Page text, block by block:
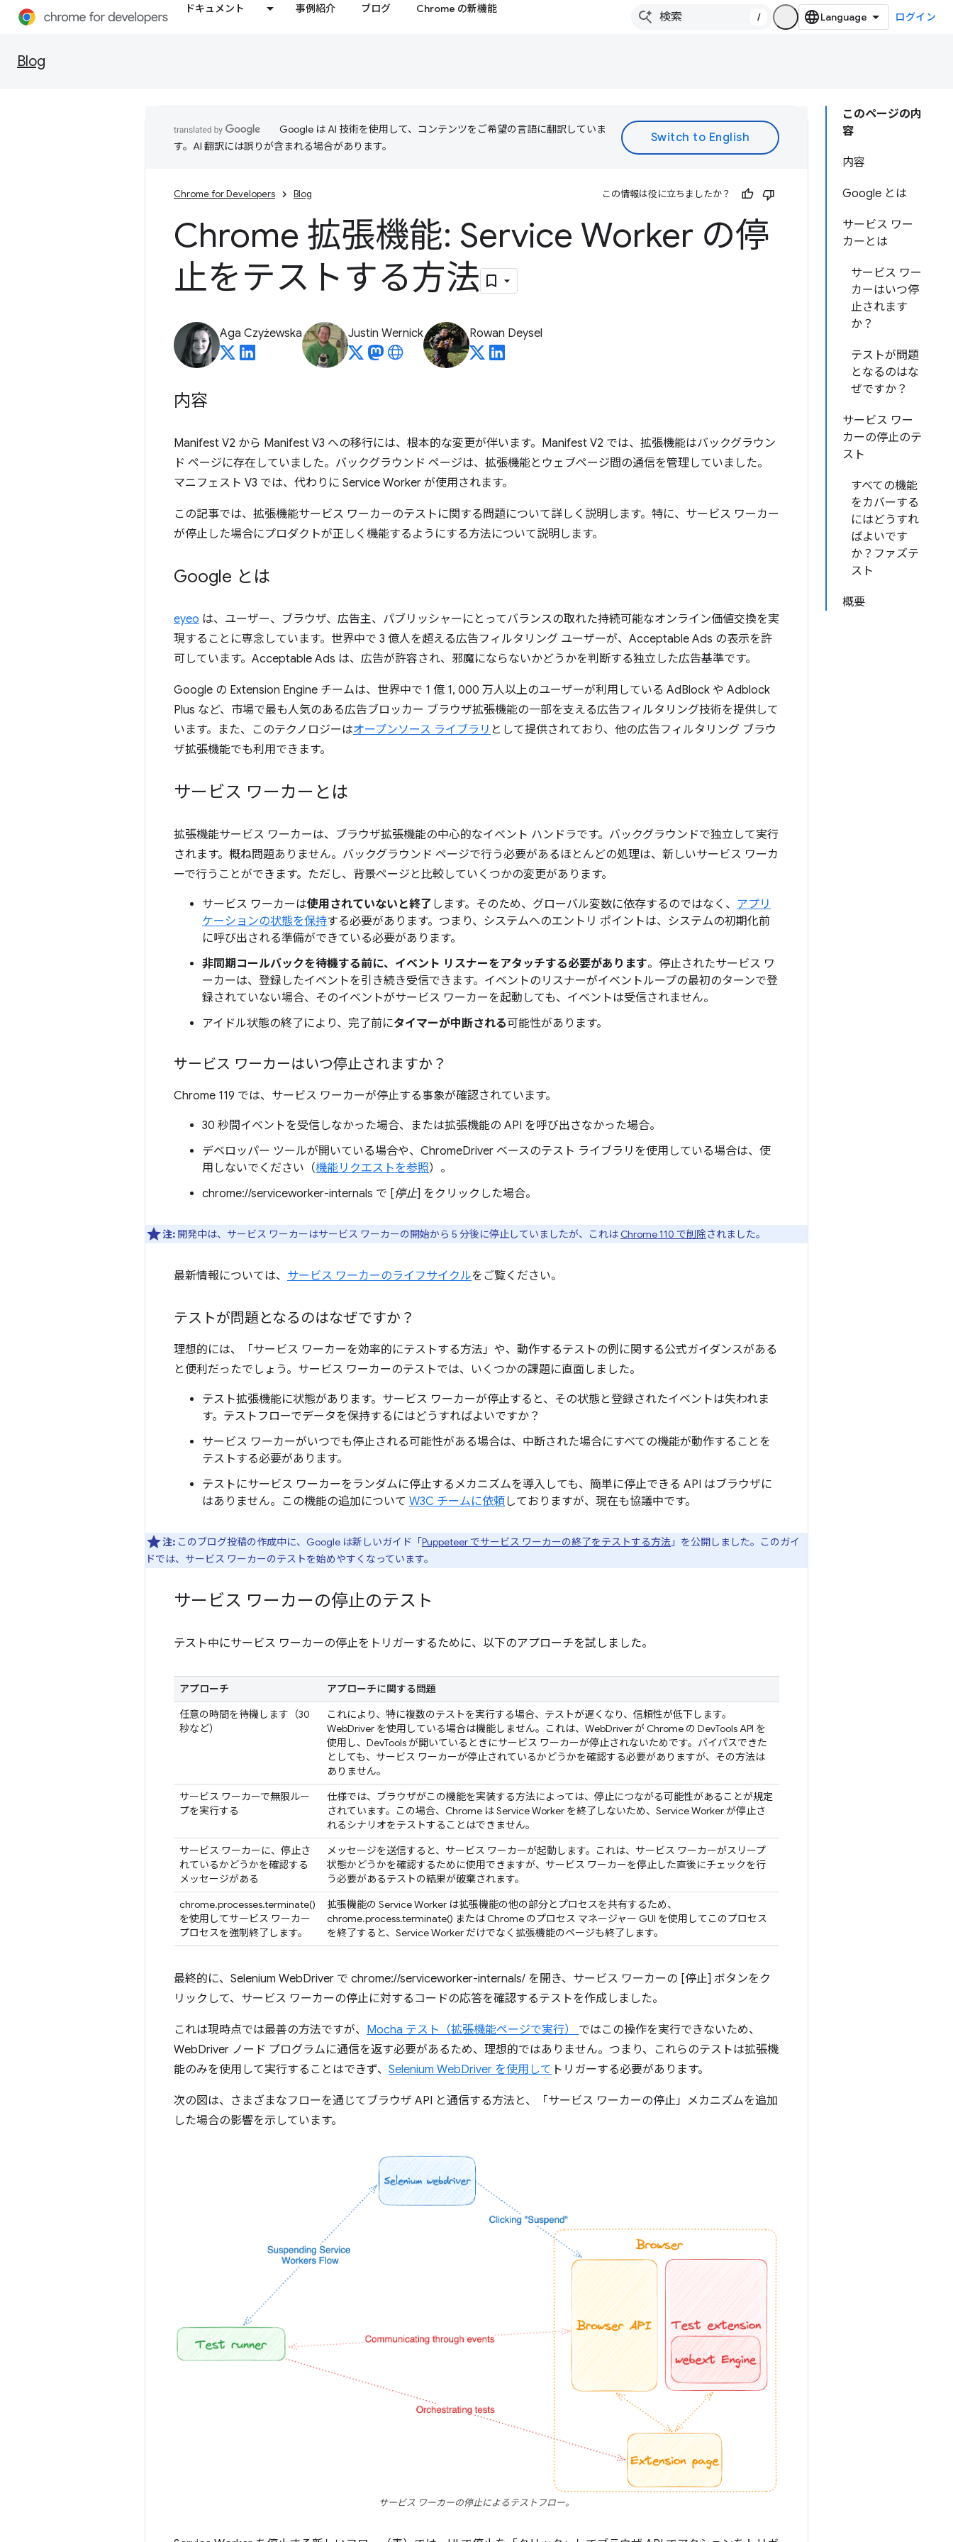
ドキュメント 事例紹介 ブログ Chrome の新機能
/ ログイン
Blog
このページの内
容
内容
Google とは
サービス ワー
カーとは
サービス ワー
カーはいつ停
止されます
か？
テストが問題
となるのはな
ぜですか？
サービス ワー
カーの停止のテ
スト
すべての機能
をカバーする
にはどうすれ
ばよいです
か？ファズテ
スト
概要
Google は AI 技術を使用して、コンテンツをご希望の言語に翻訳していま
す。AI 翻訳には誤りが含まれる場合があります。
Chrome for Developers Blog この情報は役に立ちましたか？
Chrome 拡張機能: Service Worker の停
止をテストする方法
Aga Czyżewska Justin Wernick Rowan Deysel
内容
Manifest V2 から Manifest V3 への移行には、根本的な変更が伴います。Manifest V2 では、拡張機能はバックグラウン
ド ページに存在していました。バックグラウンド ページは、拡張機能とウェブページ間の通信を管理していました。
マニフェスト V3 では、代わりに Service Worker が使用されます。
この記事では、拡張機能サービス ワーカーのテストに関する問題について詳しく説明します。特に、サービス ワーカー
が停止した場合にプロダクトが正しく機能するようにする方法について説明します。
Google とは
eyeo は、ユーザー、ブラウザ、広告主、パブリッシャーにとってバランスの取れた持続可能なオンライン価値交換を実
現することに専念しています。世界中で 3 億人を超える広告フィルタリング ユーザーが、Acceptable Ads の表示を許
可しています。Acceptable Ads は、広告が許容され、邪魔にならないかどうかを判断する独立した広告基準です。
Google の Extension Engine チームは、世界中で 1 億 1, 000 万人以上のユーザーが利用している AdBlock や Adblock
Plus など、市場で最も人気のある広告ブロッカー ブラウザ拡張機能の一部を支える広告フィルタリング技術を提供して
います。また、このテクノロジーはオープンソース ライブラリ として提供されており、他の広告フィルタリング ブラウ
ザ拡張機能でも利用できます。
サービス ワーカーとは
拡張機能サービス ワーカーは、ブラウザ拡張機能の中心的なイベント ハンドラです。バックグラウンドで独立して実行
されます。概ね問題ありません。バックグラウンド ページで行う必要があるほとんどの処理は、新しいサービス ワーカ
ーで行うことができます。ただし、背景ページと比較していくつかの変更があります。
サービス ワーカーは使用されていないと終了 します。そのため、グローバル変数に依存するのではなく、 アプリ
ケーションの状態を保持する必要があります。つまり、システムへのエントリ ポイントは、システムの初期化前
に呼び出される準備ができている必要があります。
非同期コールバックを待機する前に、イベント リスナーをアタッチする必要があります。停止されたサービス ワ
ーカーは、登録したイベントを引き続き受信できます。イベントのリスナーがイベントループの最初のターンで登
録されていない場合、そのイベントがサービス ワーカーを起動しても、イベントは受信されません。
アイドル状態の終了により、完了前にタイマーが中断される可能性があります。
サービス ワーカーはいつ停止されますか？
Chrome 119 では、サービス ワーカーが停止する事象が確認されています。
30 秒間イベントを受信しなかった場合、または拡張機能の API を呼び出さなかった場合。
デベロッパー ツールが開いている場合や、ChromeDriver ベースのテスト ライブラリを使用している場合は、使
用しないでください（機能リクエストを参照）。
chrome://serviceworker-internals で [停止] をクリックした場合。
注: 開発中は、サービス ワーカーはサービス ワーカーの開始から 5 分後に停止していましたが、これは Chrome 110 で削除されました。
最新情報については、 サービス ワーカーのライフサイクルをご覧ください。
テストが問題となるのはなぜですか？
理想的には、「サービス ワーカーを効率的にテストする方法」や、動作するテストの例に関する公式ガイダンスがある
と便利だったでしょう。サービス ワーカーのテストでは、いくつかの課題に直面しました。
テスト拡張機能に状態があります。サービス ワーカーが停止すると、その状態と登録されたイベントは失われま
す。テストフローでデータを保持するにはどうすればよいですか？
サービス ワーカーがいつでも停止される可能性がある場合は、中断された場合にすべての機能が動作することを
テストする必要があります。
テストにサービス ワーカーをランダムに停止するメカニズムを導入しても、簡単に停止できる API はブラウザに
はありません。この機能の追加について W3C チームに依頼しておりますが、現在も協議中です。
注: このブログ投稿の作成中に、Google は新しいガイド「Puppeteer でサービス ワーカーの終了をテストする方法 」を公開しました。このガイ
ドでは、サービス ワーカーのテストを始めやすくなっています。
サービス ワーカーの停止のテスト
テスト中にサービス ワーカーの停止をトリガーするために、以下のアプローチを試しました。
アプローチ
アプローチに関する問題
任意の時間を待機します（30
秒など）
これにより、特に複数のテストを実行する場合、テストが遅くなり、信頼性が低下します。
WebDriver を使用している場合は機能しません。これは、WebDriver が Chrome の DevTools API を
使用し、DevTools が開いているときにサービス ワーカーが停止されないためです。バイパスできた
としても、サービス ワーカーが停止されているかどうかを確認する必要がありますが、その方法は
ありません。
サービス ワーカーで無限ルー
プを実行する
仕様では、ブラウザがこの機能を実装する方法によっては、停止につながる可能性があることが規定
されています。この場合、Chrome は Service Worker を終了しないため、Service Worker が停止さ
れるシナリオをテストすることはできません。
サービス ワーカーに、停止さ
れているかどうかを確認する
メッセージがある
メッセージを送信すると、サービス ワーカーが起動します。これは、サービス ワーカーがスリープ
状態かどうかを確認するために使用できますが、サービス ワーカーを停止した直後にチェックを行
う必要があるテストの結果が破棄されます。
chrome.processes.terminate()
を使用してサービス ワーカー
プロセスを強制終了します。
拡張機能の Service Worker は拡張機能の他の部分とプロセスを共有するため、
chrome.process.terminate() または Chrome のプロセス マネージャー GUI を使用してこのプロセス
を終了すると、Service Worker だけでなく拡張機能のページも終了します。
最終的に、Selenium WebDriver で chrome://serviceworker-internals/ を開き、サービス ワーカーの [停止] ボタンをク
リックして、サービス ワーカーの停止に対するコードの応答を確認するテストを作成しました。
これは現時点では最善の方法ですが、 Mocha テスト（拡張機能ページで実行） ではこの操作を実行できないため、
WebDriver ノード プログラムに通信を返す必要があるため、理想的ではありません。つまり、これらのテストは拡張機
能のみを使用して実行することはできず、 Selenium WebDriver を使用して トリガーする必要があります。
次の図は、さまざまなフローを通じてブラウザ API と通信する方法と、「サービス ワーカーの停止」メカニズムを追加
した場合の影響を示しています。
サービス ワーカーの停止によるテストフロー。